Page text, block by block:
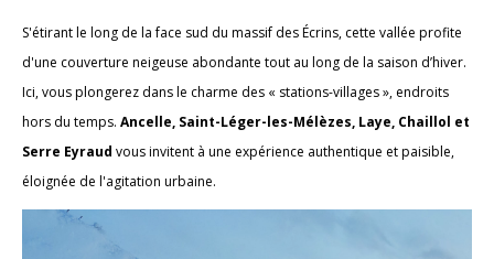
S'étirant le long de la face sud du massif des Écrins, cette vallée profite
d'une couverture neigeuse abondante tout au long de la saison d’hiver.
Ici, vous plongerez dans le charme des « stations-villages », endroits
hors du temps. Ancelle, Saint-Léger-les-Mélèzes, Laye, Chaillol et
Serre Eyraud vous invitent à une expérience authentique et paisible,
éloignée de l'agitation urbaine.